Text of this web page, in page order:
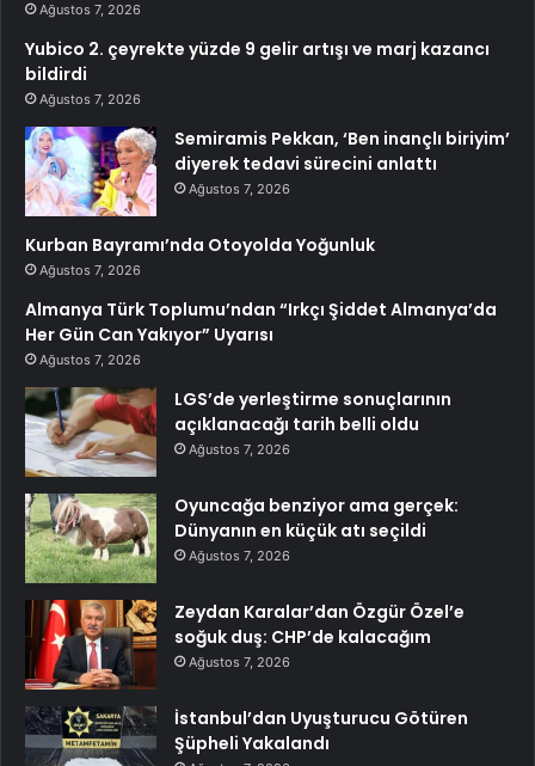
Ağustos 7, 2026
Yubico 2. çeyrekte yüzde 9 gelir artışı ve marj kazancı
bildirdi
Ağustos 7, 2026
Semiramis Pekkan, ‘Ben inançlı biriyim’
diyerek tedavi sürecini anlattı
Ağustos 7, 2026
Kurban Bayramı’nda Otoyolda Yoğunluk
Ağustos 7, 2026
Almanya Türk Toplumu’ndan “Irkçı Şiddet Almanya’da
Her Gün Can Yakıyor” Uyarısı
Ağustos 7, 2026
LGS’de yerleştirme sonuçlarının
açıklanacağı tarih belli oldu
Ağustos 7, 2026
Oyuncağa benziyor ama gerçek:
Dünyanın en küçük atı seçildi
Ağustos 7, 2026
Zeydan Karalar’dan Özgür Özel’e
soğuk duş: CHP’de kalacağım
Ağustos 7, 2026
İstanbul’dan Uyuşturucu Götüren
Şüpheli Yakalandı